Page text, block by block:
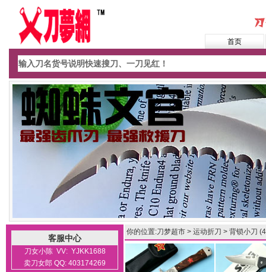
首页
客服中心
刀女小陈 VV: YJKK1688
卖刀女郎 QQ: 403174269
你的位置:刀梦超市 > 运动折刀 > 背锁小刀